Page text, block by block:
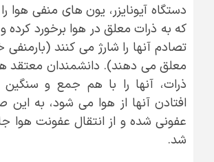
دستگاه آیونایزر، یون های منفی هوا
که به ذرات معلق در هوا برخورد کرده
تصادم آنها را شارژ می کنند (بارمنفی
معلق می دهند). دانشمندان معتقد
ذرات، آنها را با هم جمع و
افتادن آنها از هوا می شود، به
عفونی شده و از انتقال عفونت هوا
شد.